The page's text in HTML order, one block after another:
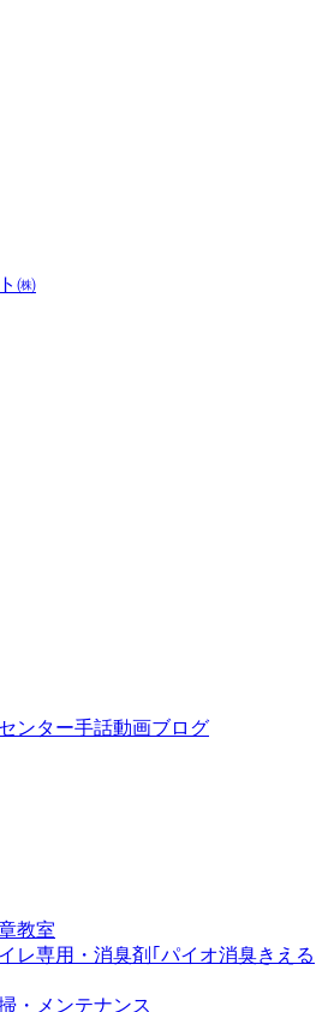
㈱
ンター手話動画ブログ
教室